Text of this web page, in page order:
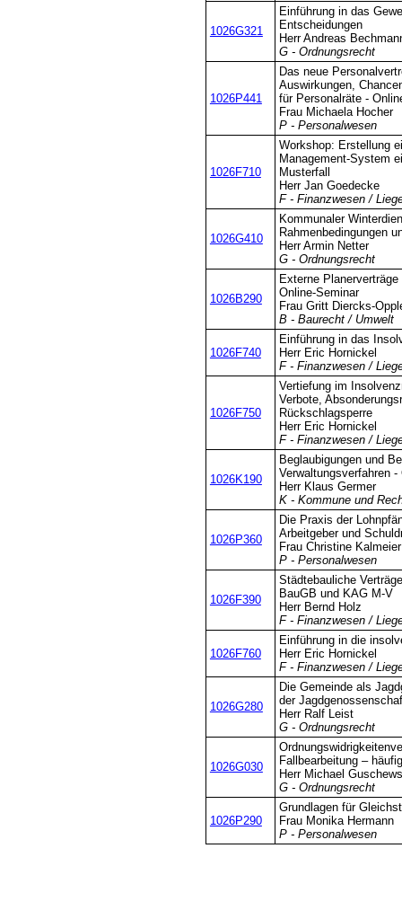
1026G321
Einführung in das
Entscheidungen
Herr Andreas
G - Ordnungsrecht
1026P441
Das neue
Auswirkungen,
für Personalräte -
Frau Michaela Hocher
P - Personalwesen
1026F710
Workshop: Erstellung
Management-System
Musterfall
Herr Jan Goedecke
F - Finanzwesen /
1026G410
Kommunaler
Rahmenbedingungen
Herr Armin Netter
G - Ordnungsrecht
1026B290
Externe
Online-Seminar
Frau Gritt Diercks-
B - Baurecht / Umwelt
1026F740
Einführung in das
Herr Eric Hornickel
F - Finanzwesen /
1026F750
Vertiefung im
Verbote,
Rückschlagsperre
Herr Eric Hornickel
F - Finanzwesen /
1026K190
Beglaubigungen und
Verwaltungsverfahren -
Herr Klaus Germer
K - Kommune und
1026P360
Die Praxis der
Arbeitgeber und
Frau Christine Kalmeier
P - Personalwesen
1026F390
Städtebauliche
BauGB und KAG M-V
Herr Bernd Holz
F - Finanzwesen /
1026F760
Einführung in die
Herr Eric Hornickel
F - Finanzwesen /
1026G280
Die Gemeinde als
der
Herr Ralf Leist
G - Ordnungsrecht
1026G030
Fallbearbeitung –
Herr Michael
G - Ordnungsrecht
1026P290
Grundlagen für
Frau Monika Hermann
P - Personalwesen